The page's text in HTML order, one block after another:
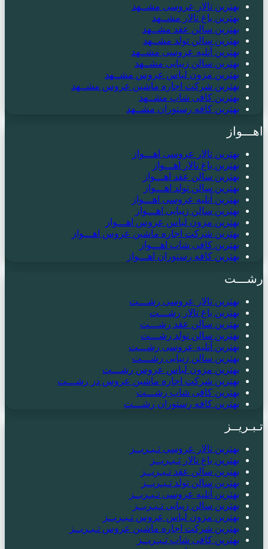
بهترین تالار عروسی مشــهد
بهترین باغ تالار مشــهد
بهترین سالن عقد مشــهد
بهترین سالن تولد مشــهد
بهترین آتلیه عروسی مشــهد
بهترین سالن زیبایی مشــهد
بهترین مزون لباس عروس مشــهد
بهترین شرکت اجاره ماشین عروس مشــهد
بهترین کافی شاپ مشــهد
بهترین کافه رستوران مشــهد
اهـــواز
بهترین تالار عروسی اهـــواز
بهترین باغ تالار اهـــواز
بهترین سالن عقد اهـــواز
بهترین سالن تولد اهـــواز
بهترین آتلیه عروسی اهـــواز
بهترین سالن زیبایی اهـــواز
بهترین مزون لباس عروس اهـــواز
بهترین شرکت اجاره ماشین عروس اهـــواز
بهترین کافی شاپ اهـــواز
بهترین کافه رستوران اهـــواز
رشـــت
بهترین تالار عروسی رشـــت
بهترین باغ تالار رشـــت
بهترین سالن عقد رشـــت
بهترین سالن تولد رشـــت
بهترین آتلیه عروسی رشـــت
بهترین سالن زیبایی رشـــت
بهترین مزون لباس عروس رشـــت
بهترین شرکت اجاره ماشین عروس در رشـــت
بهترین کافی شاپ رشـــت
بهترین کافه رستوران رشـــت
تـبـریــز
بهترین تالار عروسی تـبـریــز
بهترین باغ تالار تـبـریــز
بهترین سالن عقد تـبـریــز
بهترین سالن تولد تـبـریــز
بهترین آتلیه عروسی تـبـریــز
بهترین سالن زیبایی تـبـریــز
بهترین مزون لباس عروس تـبـریــز
بهترین شرکت اجاره ماشین عروس تـبـریــز
بهترین کافی شاپ تـبـریــز